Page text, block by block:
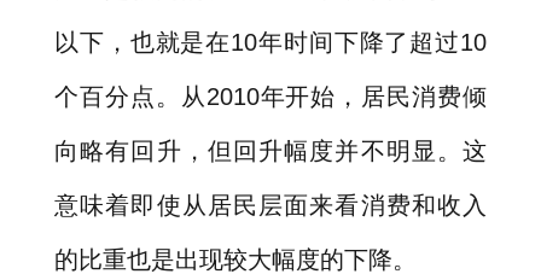
以下，也就是在10年时间下降了超过10
个百分点。从2010年开始，居民消费倾
向略有回升，但回升幅度并不明显。这
意味着即使从居民层面来看消费和收入
的比重也是出现较大幅度的下降。